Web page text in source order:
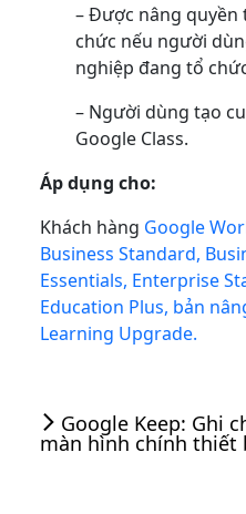
– Được nâng
chức nếu người
nghiệp đang tổ
– Người dùng tạo
Google Class.
Áp dụng cho:
Khách hàng Google
Business Standard,
Essentials, Enterprise
Education Plus, bản
Learning Upgrade.
Google Keep: Ghi
màn hình chính thiết